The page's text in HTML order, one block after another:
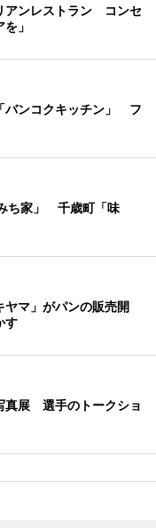
アンレストラン コンセ
」
バンコクキッチン」 フ
ち家」 千歳町「味
ヤマ」がパンの販売開
す
真展 選手のトークショ